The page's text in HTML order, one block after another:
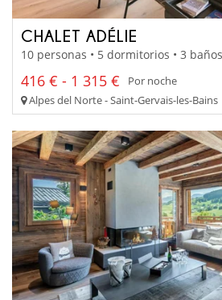
CHALET ADÉLIE
10 personas • 5 dormitorios • 3 baños
416 € - 1 315 €
Por noche
Alpes del Norte - Saint-Gervais-les-Bains